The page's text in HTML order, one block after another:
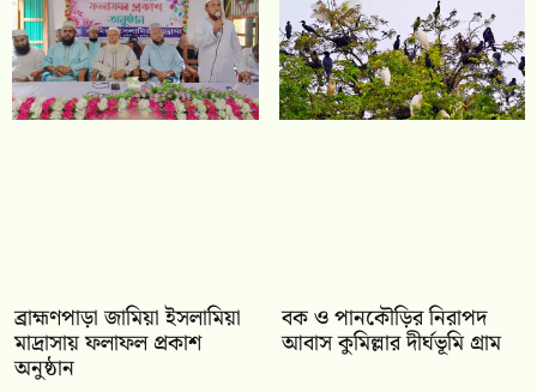
‎ব্রাহ্মণপাড়া জামিয়া ইসলামিয়া
মাদ্রাসায় ফলাফল প্রকাশ
অনুষ্ঠান
বক ও পানকৌড়ির নিরাপদ
আবাস কুমিল্লার দীর্ঘভূমি গ্রাম